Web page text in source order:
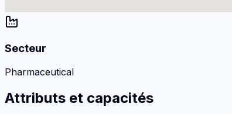
Secteur
Pharmaceutical
Attributs et capacités